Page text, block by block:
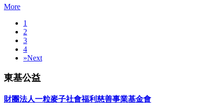
More
1
2
3
4
»Next
東基公益
財團法人一粒麥子社會福利慈善事業基金會